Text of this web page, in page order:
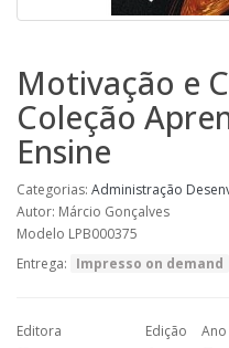
Motivação e
Coleção
Ensine
Categorias: Administração
Autor: Márcio Gonçalves
Modelo LPB000375
Entrega: Impresso on demand
Editora Edição Ano